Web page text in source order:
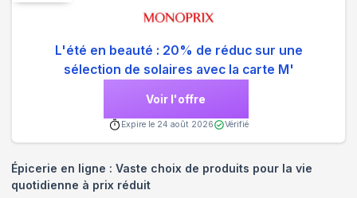
L'été en beauté : 20% de réduc sur une
sélection de solaires avec la carte M'
Voir l'offre
Expire le 24 août 2026 Vérifié
Épicerie en ligne : Vaste choix de produits pour la vie
quotidienne à prix réduit